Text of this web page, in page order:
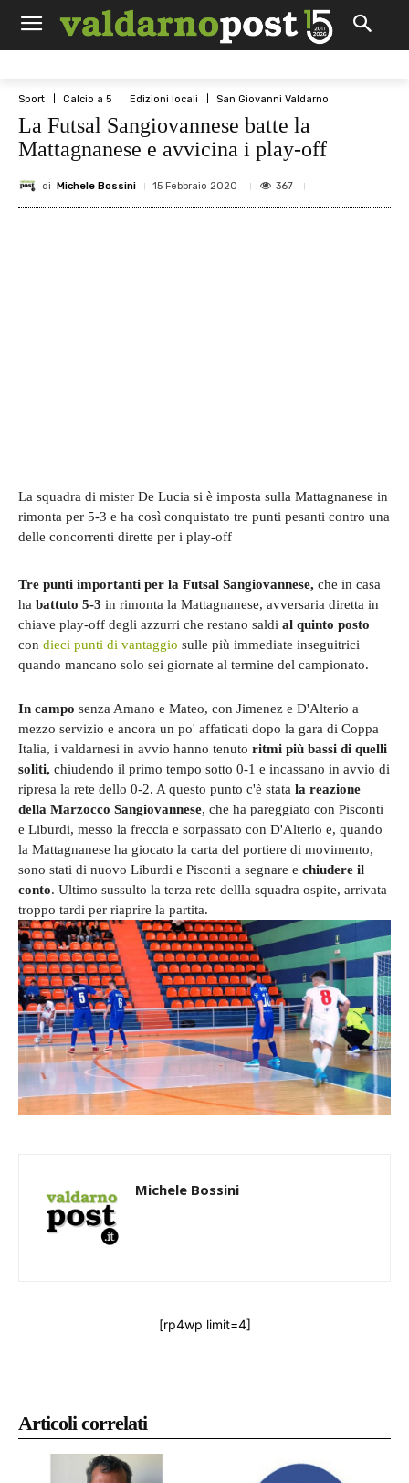
Sport Calcio a 5 Edizioni locali San Giovanni Valdarno
La Futsal Sangiovannese batte la
Mattagnanese e avvicina i play-off
di Michele Bossini 15 Febbraio 2020 367
Articoli correlati
La squadra di mister De Lucia si è imposta sulla Mattagnanese in
rimonta per 5-3 e ha così conquistato tre punti pesanti contro una
delle concorrenti dirette per i play-off
Tre punti importanti per la Futsal Sangiovannese, che in casa
ha battuto 5-3 in rimonta la Mattagnanese, avversaria diretta in
chiave play-off degli azzurri che restano saldi al quinto posto
con dieci punti di vantaggio sulle più immediate inseguitrici
quando mancano solo sei giornate al termine del campionato.
In campo senza Amano e Mateo, con Jimenez e D'Alterio a
mezzo servizio e ancora un po' affaticati dopo la gara di Coppa
Italia, i valdarnesi in avvio hanno tenuto ritmi più bassi di quelli
soliti, chiudendo il primo tempo sotto 0-1 e incassano in avvio di
ripresa la rete dello 0-2. A questo punto c'è stata la reazione
della Marzocco Sangiovannese, che ha pareggiato con Pisconti
e Liburdi, messo la freccia e sorpassato con D'Alterio e, quando
la Mattagnanese ha giocato la carta del portiere di movimento,
sono stati di nuovo Liburdi e Pisconti a segnare e chiudere il
conto. Ultimo sussulto la terza rete dellla squadra ospite, arrivata
troppo tardi per riaprire la partita.
Michele Bossini
[rp4wp limit=4]